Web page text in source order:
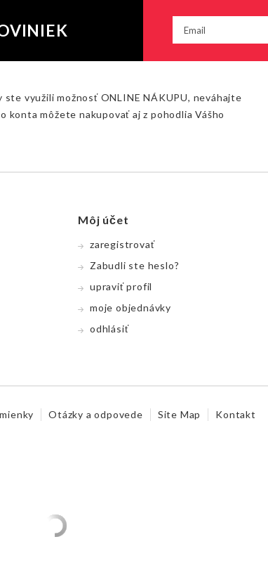
ste využili možnosť ONLINE NÁKUPU, neváhajte
konta môžete nakupovať aj z pohodlia Vášho
Môj účet
zaregistrovať
Zabudli ste heslo?
upraviť profil
moje objednávky
odhlásiť
Otázky a odpovede Site Map Kontakt